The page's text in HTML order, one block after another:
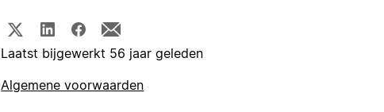
Laatst bijgewerkt 56 jaar geleden
Algemene voorwaarden